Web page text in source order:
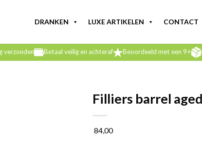
DRANKEN LUXE ARTIKELEN CONTACT
verzonden Betaal veilig en achteraf Beoordeeld met een 9+
Filliers barrel
84,00